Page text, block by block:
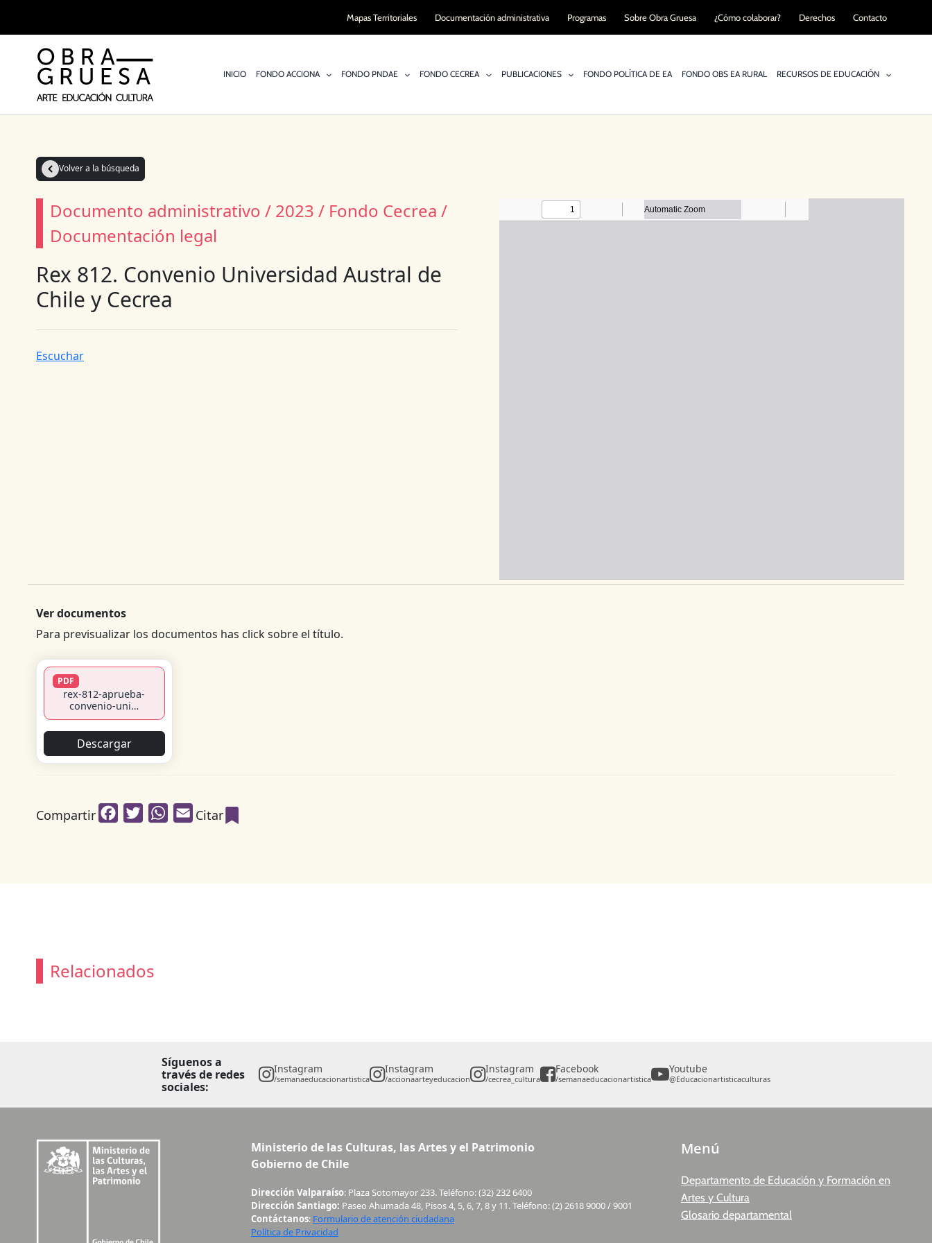
Mapas Territoriales Documentación administrativa Programas Sobre Obra Gruesa ¿Cómo colaborar? Derechos Contacto
INICIO FONDO ACCIONA FONDO PNDAE FONDO CECREA PUBLICACIONES FONDO POLÍTICA DE EA FONDO OBS EA RURAL RECURSOS DE EDUCACIÓN
Volver a la búsqueda
Documento administrativo / 2023 / Fondo Cecrea /
Documentación legal
Rex 812. Convenio Universidad Austral de
Chile y Cecrea
Escuchar
Ver documentos
Para previsualizar los documentos has click sobre el título.
PDF
rex-812-aprueba-
convenio-uni…
Descargar
Compartir FacebookTwitterWhatsApp
Email
Citar
Relacionados
Síguenos a
través de redes
sociales:
Instagram
/semanaeducacionartistica
Instagram
/accionaarteyeducacion
Instagram
/cecrea_cultura
Facebook
/semanaeducacionartistica
Youtube
@Educacionartisticaculturas
Ministerio de las Culturas, las Artes y el Patrimonio
Gobierno de Chile
Dirección Valparaíso: Plaza Sotomayor 233. Teléfono: (32) 232 6400
Dirección Santiago: Paseo Ahumada 48, Pisos 4, 5, 6, 7, 8 y 11. Teléfono: (2) 2618 9000 / 9001
Contáctanos: Formulario de atención ciudadana
Política de Privacidad
Menú
Departamento de Educación y Formación en
Artes y Cultura
Glosario departamental